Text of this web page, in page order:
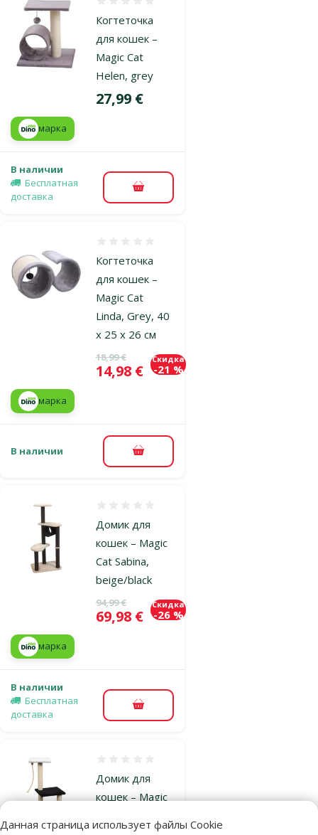
Данная страница использует файлы Cookie
Когтеточка
для кошек –
Magic Cat
Helen, grey
Цена
27,99 €
марка
В наличии
Бесплатная
доставка
В корзину
Когтеточка
для кошек –
Magic Cat
Linda, Grey, 40
x 25 x 26 см
Исходная цена
18,99 €
Цена
14,98 €
Скидка
-21 %
марка
В наличии В корзину
Домик для
кошек – Magic
Cat Sabina,
beige/black
Исходная цена
94,99 €
Цена
69,98 €
Скидка
-26 %
марка
В наличии
Бесплатная
доставка
В корзину
Домик для
кошек – Magic